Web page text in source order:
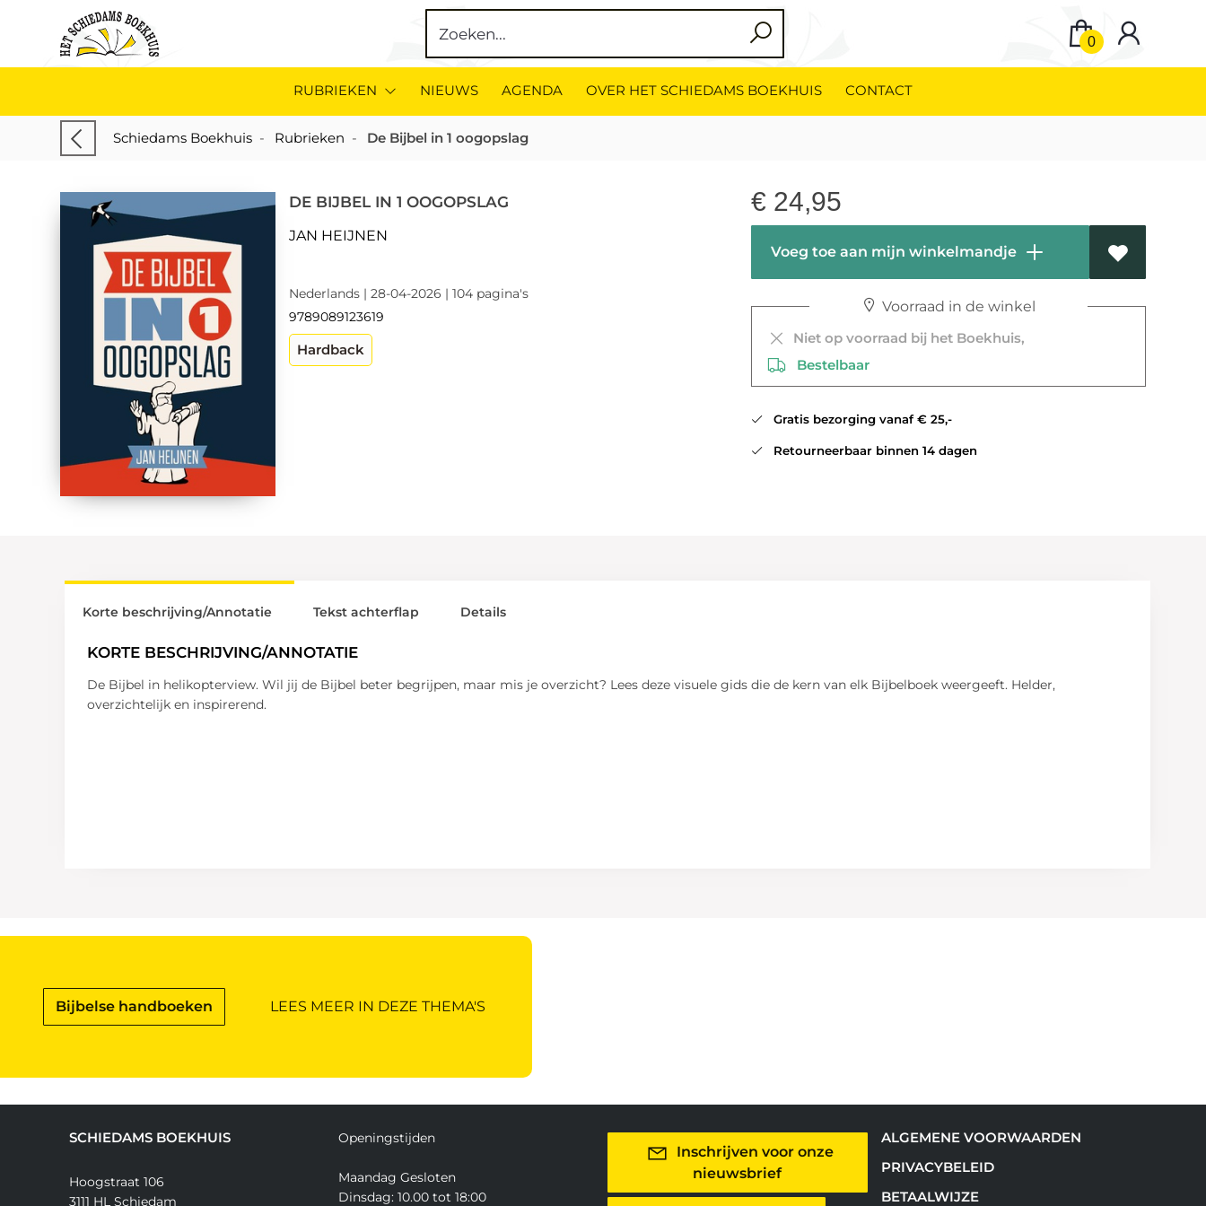
0
RUBRIEKEN NIEUWS AGENDA OVER HET SCHIEDAMS BOEKHUIS CONTACT
Schiedams Boekhuis - Rubrieken - De Bijbel in 1 oogopslag
DE BIJBEL IN 1 OOGOPSLAG
JAN HEIJNEN
Nederlands | 28-04-2026 | 104 pagina's
9789089123619
Hardback
€ 24,95
Voeg toe aan mijn winkelmandje
Voorraad in de winkel
Niet op voorraad bij het Boekhuis,
Bestelbaar
Gratis bezorging vanaf € 25,-
Retourneerbaar binnen 14 dagen
Korte beschrijving/Annotatie
KORTE BESCHRIJVING/ANNOTATIE
De Bijbel in helikopterview. Wil jij de Bijbel beter begrijpen, maar mis je overzicht? Lees deze visuele gids die de kern van elk Bijbelboek weergeeft. Helder,
overzichtelijk en inspirerend.
Tekst achterflap Details
Bijbelse handboeken LEES MEER IN DEZE THEMA'S
SCHIEDAMS BOEKHUIS
Hoogstraat 106
3111 HL Schiedam
Openingstijden
Maandag Gesloten
Dinsdag: 10.00 tot 18:00
Inschrijven voor onze
nieuwsbrief
ALGEMENE VOORWAARDEN
PRIVACYBELEID
BETAALWIJZE